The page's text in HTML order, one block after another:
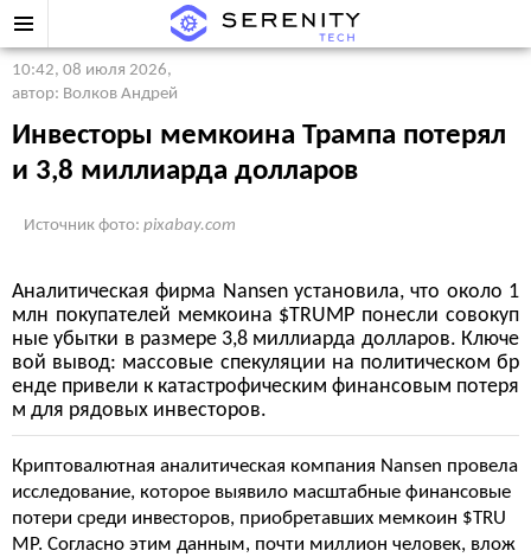
10:42, 08 июля 2026,
автор: Волков Андрей
Инвесторы мемкоина Трампа потерял
и 3,8 миллиарда долларов
Источник фото: pixabay.com
Аналитическая фирма Nansen установила, что около 1
млн покупателей мемкоина $TRUMP понесли совокуп
ные убытки в размере 3,8 миллиарда долларов. Ключе
вой вывод: массовые спекуляции на политическом бр
енде привели к катастрофическим финансовым потеря
м для рядовых инвесторов.
Криптовалютная аналитическая компания Nansen провела
исследование, которое выявило масштабные финансовые
потери среди инвесторов, приобретавших мемкоин $TRU
MP. Согласно этим данным, почти миллион человек, влож